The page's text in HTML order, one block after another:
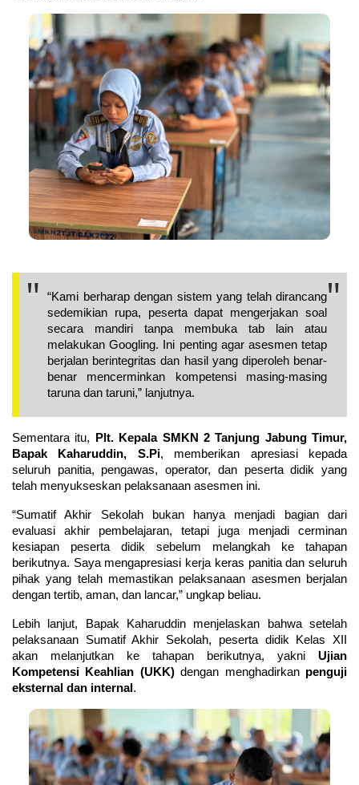
“Kami berharap dengan sistem yang telah dirancang
sedemikian rupa, peserta dapat mengerjakan soal
secara mandiri tanpa membuka tab lain atau
melakukan Googling. Ini penting agar asesmen tetap
berjalan berintegritas dan hasil yang diperoleh benar-
benar mencerminkan kompetensi masing-masing
taruna dan taruni,” lanjutnya.
Sementara itu,
Plt. Kepala SMKN 2 Tanjung Jabung Timur,
Bapak Kaharuddin, S.Pi, memberikan apresiasi kepada
seluruh panitia, pengawas, operator, dan peserta didik yang
telah menyukseskan pelaksanaan asesmen ini.
“Sumatif Akhir Sekolah bukan hanya menjadi bagian dari
evaluasi akhir pembelajaran, tetapi juga menjadi cerminan
kesiapan peserta didik sebelum melangkah ke tahapan
berikutnya. Saya mengapresiasi kerja keras panitia dan seluruh
pihak yang telah memastikan pelaksanaan asesmen berjalan
dengan tertib, aman, dan lancar,” ungkap beliau.
Lebih lanjut, Bapak Kaharuddin menjelaskan bahwa setelah
pelaksanaan Sumatif Akhir Sekolah, peserta didik Kelas XII
akan melanjutkan ke tahapan berikutnya, yakni Ujian
Kompetensi Keahlian (UKK) dengan menghadirkan penguji
eksternal dan internal .